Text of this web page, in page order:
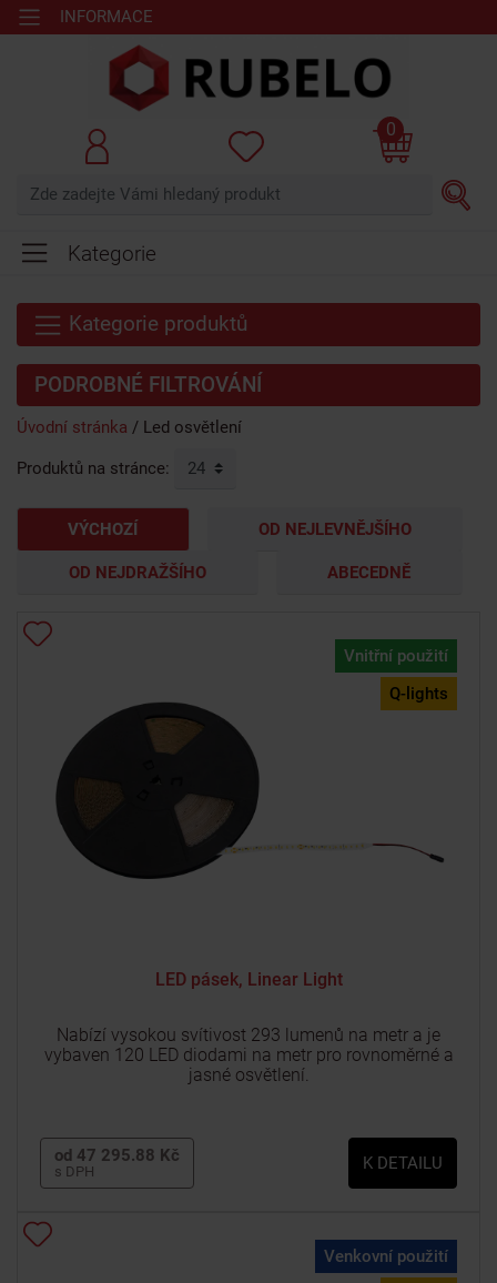
INFORMACE
0
Kategorie
Kategorie produktů
PODROBNÉ FILTROVÁNÍ
Úvodní stránka Led osvětlení
Produktů na stránce:
VÝCHOZÍ OD NEJLEVNĚJŠÍHO
OD NEJDRAŽŠÍHO ABECEDNĚ
Vnitřní použití
Q-lights
LED pásek, Linear Light
Nabízí vysokou svítivost 293 lumenů na metr a je
vybaven 120 LED diodami na metr pro rovnoměrné a
jasné osvětlení.
od 47 295.88 Kč
s DPH K DETAILU
Venkovní použití